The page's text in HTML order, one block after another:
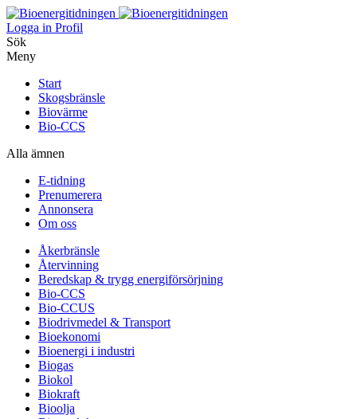
Logga in Profil
Sök
Meny
Start
Skogsbränsle
Biovärme
Bio-CCS
Alla ämnen
E-tidning
Prenumerera
Annonsera
Om oss
Åkerbränsle
Återvinning
Beredskap & trygg energiförsörjning
Bio-CCS
Bio-CCUS
Biodrivmedel & Transport
Bioekonomi
Bioenergi i industri
Biogas
Biokol
Biokraft
Bioolja